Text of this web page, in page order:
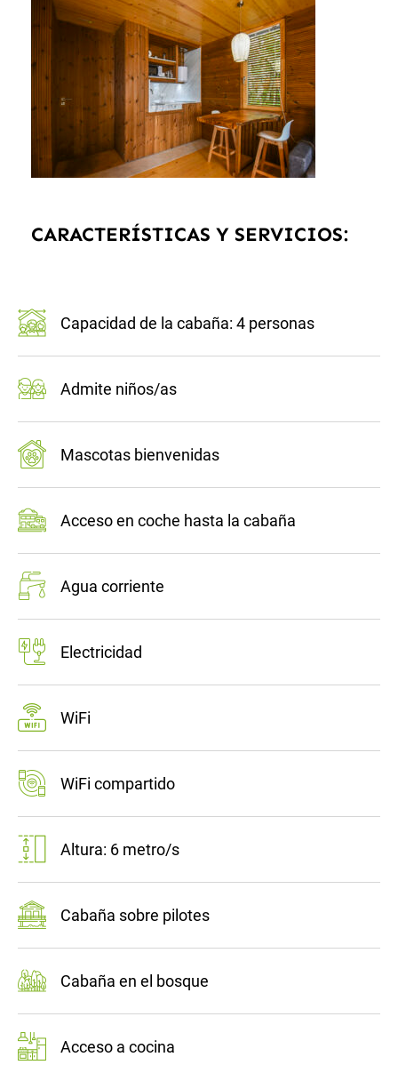
CARACTERÍSTICAS Y SERVICIOS:
Capacidad de la cabaña: 4 personas
Admite niños/as
Mascotas bienvenidas
Acceso en coche hasta la cabaña
Agua corriente
Electricidad
WiFi
WiFi compartido
Altura: 6 metro/s
Cabaña sobre pilotes
Cabaña en el bosque
Acceso a cocina